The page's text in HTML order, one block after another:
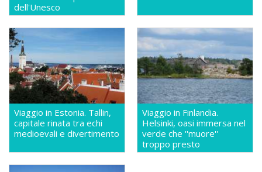
dell'Unesco
Viaggio in Estonia. Tallin,
capitale rinata tra echi
medioevali e divertimento
Viaggio in Finlandia.
Helsinki, oasi immersa nel
verde che ''muore''
troppo presto